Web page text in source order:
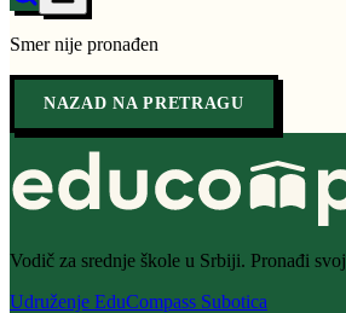
Smer nije pronađen
NAZAD NA PRETRAGU
Vodič za srednje škole u Srbiji. Pronađi
Udruženje EduCompass Subotica